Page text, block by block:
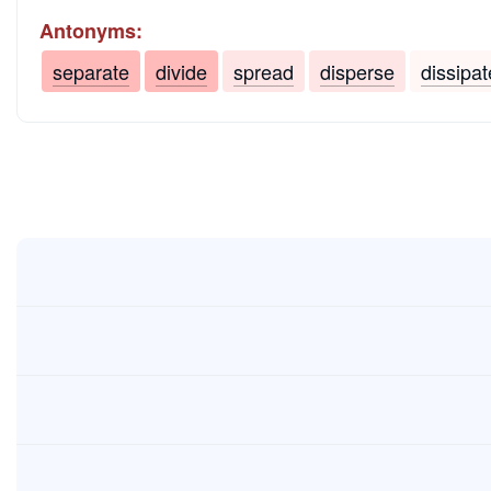
Antonyms:
separate
divide spread disperse